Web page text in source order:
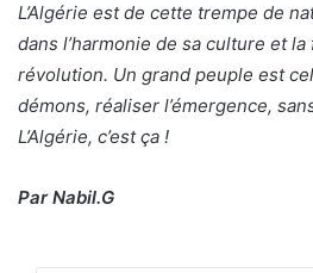
L’Algérie est de cette trempe de
dans l’harmonie de sa culture et
révolution. Un grand peuple est
démons, réaliser l’émergence,
L’Algérie, c’est ça !
Par Nabil.G